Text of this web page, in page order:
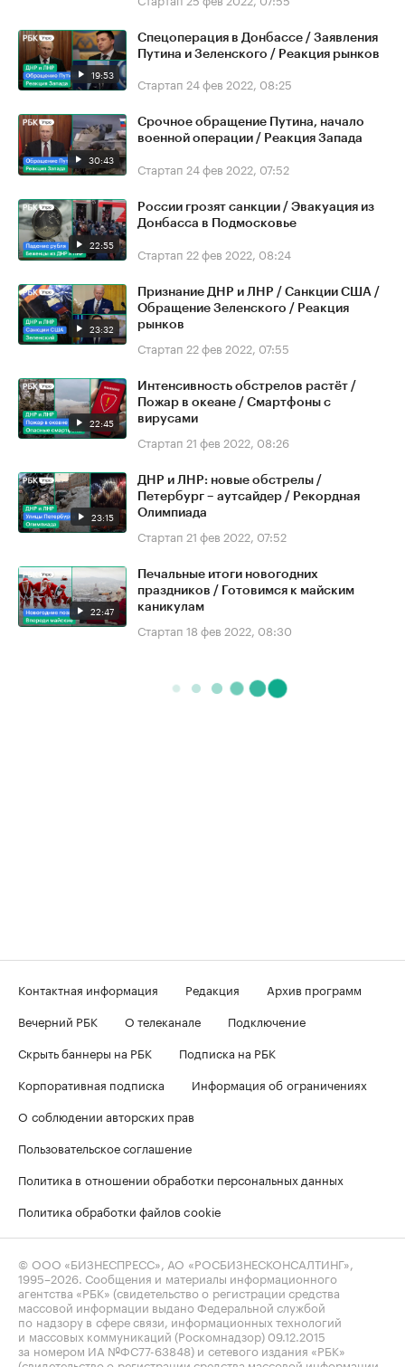
19:53
Спецоперация в Донбассе / Заявления
Путина и Зеленского / Реакция рынков
Стартап 24 фев 2022, 08:25
30:43
Срочное обращение Путина, начало
военной операции / Реакция Запада
Стартап 24 фев 2022, 07:52
22:55
России грозят санкции / Эвакуация из
Донбасса в Подмосковье
Стартап 22 фев 2022, 08:24
23:32
Признание ДНР и ЛНР / Санкции США /
Обращение Зеленского / Реакция
рынков
Стартап 22 фев 2022, 07:55
22:45
Интенсивность обстрелов растёт /
Пожар в океане / Смартфоны с
вирусами
Стартап 21 фев 2022, 08:26
23:15
ДНР и ЛНР: новые обстрелы /
Петербург – аутсайдер / Рекордная
Олимпиада
Стартап 21 фев 2022, 07:52
22:47
Печальные итоги новогодних
праздников / Готовимся к майским
каникулам
Стартап 18 фев 2022, 08:30
Контактная информация Редакция
Архив программ
Вечерний РБК
О телеканале
Подключение
Скрыть баннеры на РБК
Подписка на РБК
Корпоративная подписка
Информация об ограничениях
О соблюдении авторских прав
Пользовательское соглашение
Политика в отношении обработки персональных данных
Политика обработки файлов cookie
© ООО «БИЗНЕСПРЕСС», АО «РОСБИЗНЕСКОНСАЛТИНГ»,
1995–2026 . Сообщения и материалы информационного
агентства «РБК» (свидетельство о регистрации средства
массовой информации выдано Федеральной службой
по надзору в сфере связи, информационных технологий
и массовых коммуникаций (Роскомнадзор) 09.12.2015
за номером ИА №ФС77-63848) и сетевого издания «РБК»